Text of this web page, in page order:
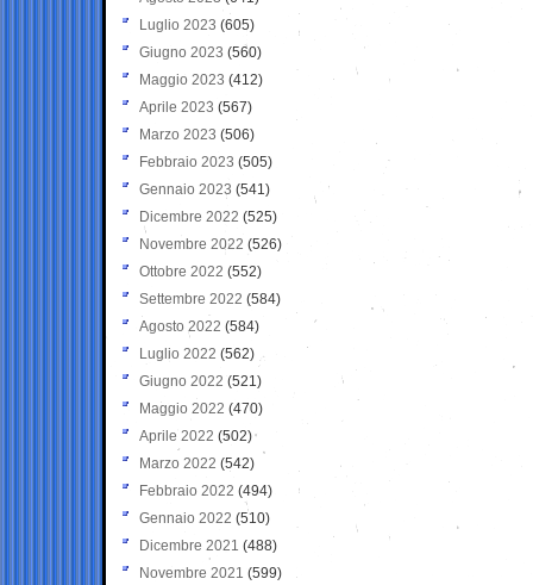
Luglio 2023 (605)
Giugno 2023 (560)
Maggio 2023 (412)
Aprile 2023 (567)
Marzo 2023 (506)
Febbraio 2023 (505)
Gennaio 2023 (541)
Dicembre 2022 (525)
Novembre 2022 (526)
Ottobre 2022 (552)
Settembre 2022 (584)
Agosto 2022 (584)
Luglio 2022 (562)
Giugno 2022 (521)
Maggio 2022 (470)
Aprile 2022 (502)
Marzo 2022 (542)
Febbraio 2022 (494)
Gennaio 2022 (510)
Dicembre 2021 (488)
Novembre 2021 (599)